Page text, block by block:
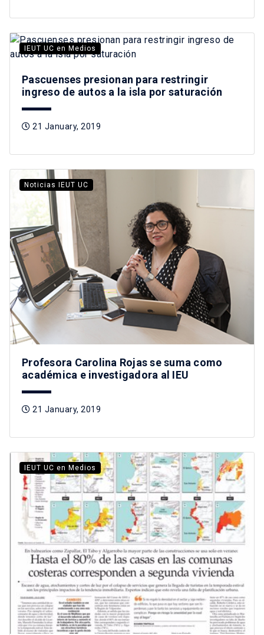
IEUT UC en Medios
Pascuenses presionan para restringir
ingreso de autos a la isla por saturación
21 January, 2019
Noticias IEUT UC
Profesora Carolina Rojas se suma como
académica e investigadora al IEU
21 January, 2019
IEUT UC en Medios